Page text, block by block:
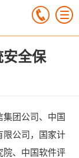
安全保
团公司、中国
限公司，国家计
院、中国软件评